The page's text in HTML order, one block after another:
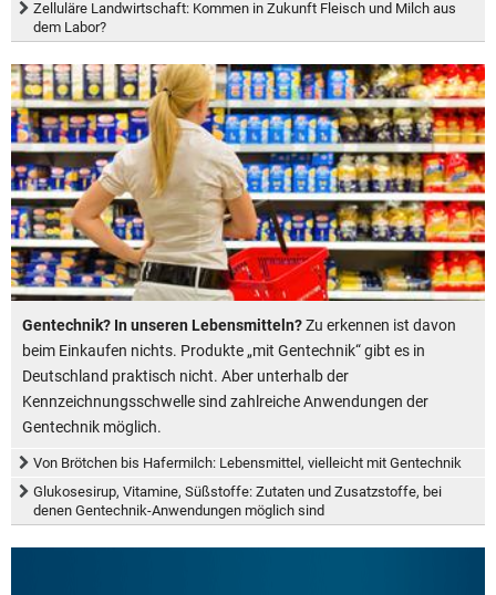
Zelluläre Landwirtschaft: Kommen in Zukunft Fleisch und Milch aus
dem Labor?
Gentechnik? In unseren Lebensmitteln?Zu erkennen ist davon
beim Einkaufen nichts. Produkte „mit Gentechnik“ gibt es in
Deutschland praktisch nicht. Aber unterhalb der
Kennzeichnungsschwelle sind zahlreiche Anwendungen der
Gentechnik möglich.
Von Brötchen bis Hafermilch: Lebensmittel, vielleicht mit Gentechnik
Glukosesirup, Vitamine, Süßstoffe: Zutaten und Zusatzstoffe, bei
denen Gentechnik-Anwendungen möglich sind